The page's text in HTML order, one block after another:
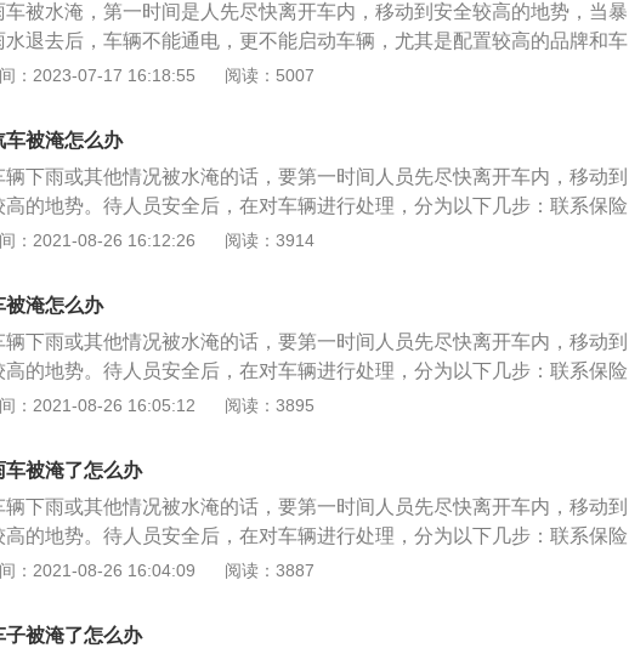
车被水淹，第一时间是人先尽快离开车内，移动到安全较高的地势，当暴
水退去后，车辆不能通电，更不能启动车辆，尤其是配置较高的品牌和车
寻求拖车救援，将车辆拖至4S店或维修店进行全面的检查。需要注意施救
选择空挡位置，以免造成拖车过程中的误操作启动，扩大对车辆的损失，
车在拖车时，需要将车辆的方向盘用钥匙解开机械销止机构，但在解开的
会接通电器的电源开关，给车辆电器通电。
：2023-07-17 16:18:55 阅读：5007
车被淹怎么办
辆下雨或其他情况被水淹的话，要第一时间人员先尽快离开车内，移动到
高的地势。待人员安全后，在对车辆进行处理，分为以下几步：联系保险
维修机构进行报案登记。有条件的自行进行水位位置拍摄，保留现场证
和车型。车辆拖车到维修机构进行全面的检查，检查车辆被淹的程度和范
定维修方案和时间；
：2021-08-26 16:12:26 阅读：3914
被淹怎么办
辆下雨或其他情况被水淹的话，要第一时间人员先尽快离开车内，移动到
高的地势。待人员安全后，在对车辆进行处理，分为以下几步：联系保险
维修机构进行报案登记。有条件的自行进行水位位置拍摄，保留现场证
和车型。车辆拖车到维修机构进行全面的检查，检查车辆被淹的程度和范
定维修方案和时间；
：2021-08-26 16:05:12 阅读：3895
车被淹了怎么办
辆下雨或其他情况被水淹的话，要第一时间人员先尽快离开车内，移动到
高的地势。待人员安全后，在对车辆进行处理，分为以下几步：联系保险
维修机构进行报案登记。有条件的自行进行水位位置拍摄，保留现场证
和车型。车辆拖车到维修机构进行全面的检查，检查车辆被淹的程度和范
：2021-08-26 16:04:09 阅读：3887
子被淹了怎么办